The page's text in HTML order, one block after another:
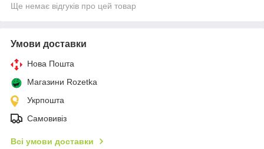
Ще немає відгуків про цей товар
Умови доставки
Нова Пошта
Магазини Rozetka
Укрпошта
Самовивіз
Всі умови доставки